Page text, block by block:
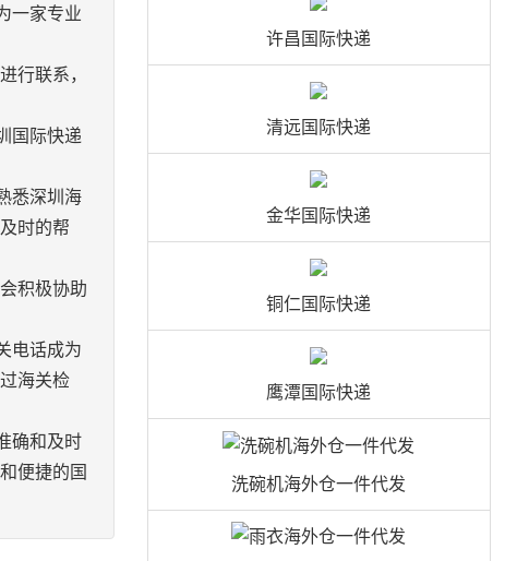
一家专业
行联系，
国际快递
悉深圳海
时的帮
积极协助
电话成为
海关检
确和及时
便捷的国
许昌国际快递
清远国际快递
金华国际快递
铜仁国际快递
鹰潭国际快递
洗碗机海外仓一件代发